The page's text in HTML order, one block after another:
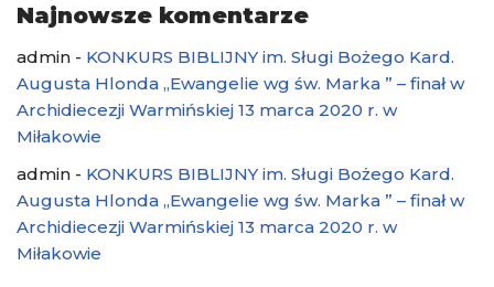
Najnowsze komentarze
admin - KONKURS BIBLIJNY im. Sługi Bożego Kard.
Augusta Hlonda „Ewangelie wg św. Marka ” – finał w
Archidiecezji Warmińskiej 13 marca 2020 r. w
Miłakowie
admin - KONKURS BIBLIJNY im. Sługi Bożego Kard.
Augusta Hlonda „Ewangelie wg św. Marka ” – finał w
Archidiecezji Warmińskiej 13 marca 2020 r. w
Miłakowie